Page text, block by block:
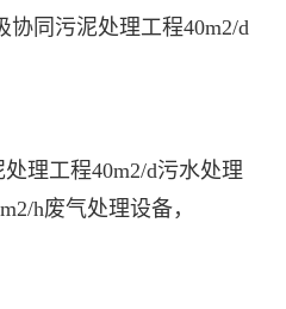
同污泥处理工程40m2/d
理工程40m2/d污水处理
h废气处理设备，